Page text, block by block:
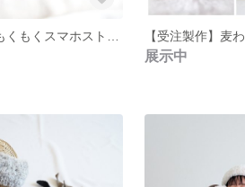
【受注製作】麦
展示中